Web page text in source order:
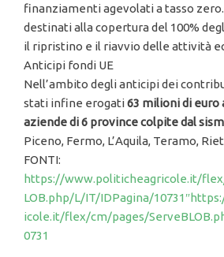
finanziamenti agevolati a tasso
destinati alla copertura del 100%
il ripristino e il riavvio delle attività
Anticipi fondi UE
Nell’ambito degli anticipi dei
stati infine erogati63 milioni di euro
aziende di 6 province colpite dal
Piceno, Fermo, L’Aquila, Teramo,
FONTI:
https://www.politicheagricole.it/
LOB.php/L/IT/IDPagina/10731″
icole.it/flex/cm/pages/
0731